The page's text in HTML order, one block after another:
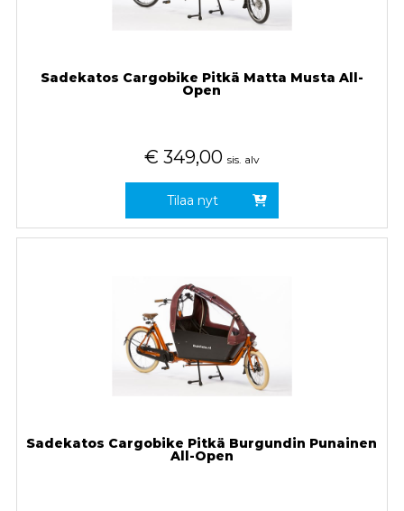
Sadekatos Cargobike Pitkä Matta Musta All-
Open
€ 349,00 sis. alv
Tilaa nyt
Sadekatos Cargobike Pitkä Burgundin Punainen
All-Open